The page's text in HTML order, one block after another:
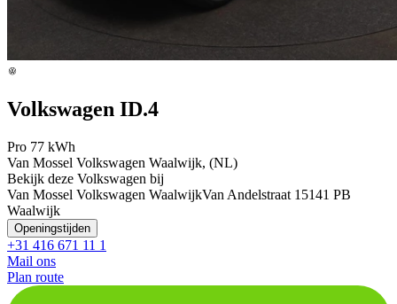
Volkswagen ID.4
Pro 77 kWh
Van Mossel Volkswagen Waalwijk, (NL)
Bekijk deze Volkswagen bij
Van Mossel Volkswagen WaalwijkVan Andelstraat 1 5141 PB
Waalwijk
Openingstijden
+31 416 671 11 1
Mail ons
Plan route